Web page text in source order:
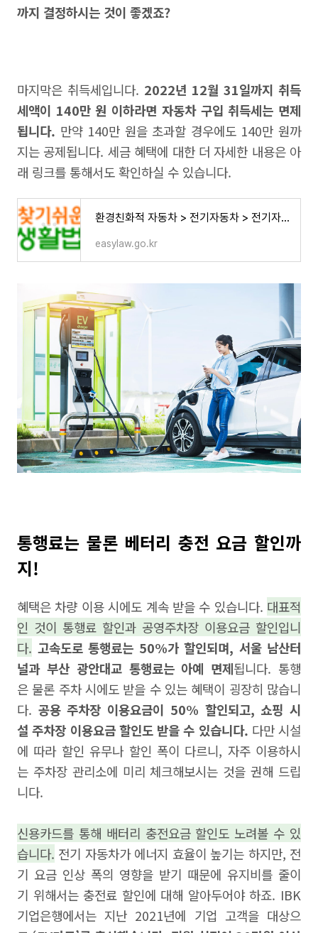
까지 결정하시는 것이 좋겠죠?
마지막은 취득세입니다. 2022년 12월 31일까지 취득
세액이 140만 원 이하라면 자동차 구입 취득세는 면제
됩니다. 만약 140만 원을 초과할 경우에도 140만 원까
지는 공제됩니다. 세금 혜택에 대한 더 자세한 내용은 아
래 링크를 통해서도 확인하실 수 있습니다.
환경친화적 자동차 > 전기자동차 > 전기자동차 구입 > 전기자동차 세금 감면 (본문) | 찾기쉬운
easylaw.go.kr
통행료는 물론 베터리 충전 요금 할인까
지!
혜택은 차량 이용 시에도 계속 받을 수 있습니다. 대표적
인 것이 통행료 할인과 공영주차장 이용요금 할인입니
다. 고속도로 통행료는 50%가 할인되며, 서울 남산터
널과 부산 광안대교 통행료는 아예 면제됩니다. 통행
은 물론 주차 시에도 받을 수 있는 혜택이 굉장히 많습니
다. 공용 주차장 이용요금이 50% 할인되고, 쇼핑 시
설 주차장 이용요금 할인도 받을 수 있습니다. 다만 시설
에 따라 할인 유무나 할인 폭이 다르니, 자주 이용하시
는 주차장 관리소에 미리 체크해보시는 것을 권해 드립
니다.
신용카드를 통해 배터리 충전요금 할인도 노려볼 수 있
습니다. 전기 자동차가 에너지 효율이 높기는 하지만, 전
기 요금 인상 폭의 영향을 받기 때문에 유지비를 줄이
기 위해서는 충전료 할인에 대해 알아두어야 하죠. IBK
기업은행에서는 지난 2021년에 기업 고객을 대상으